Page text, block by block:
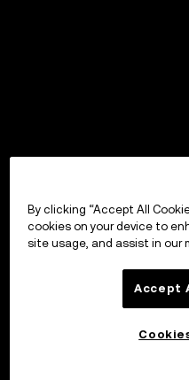
By clicking “Accept All
cookies on your device to
site usage, and assist in our
Accept